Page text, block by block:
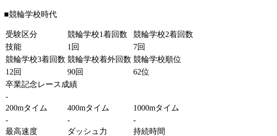
■競輪学校時代
受験区分 競輪学校1着回数
競輪学校2着回数
技能
1回
7回
競輪学校3着回数 競輪学校着外回数 競輪学校順位
12回
90回
62位
卒業記念レース成績
-
200mタイム
400mタイム
1000mタイム
-
-
-
最高速度
ダッシュ力
持続時間